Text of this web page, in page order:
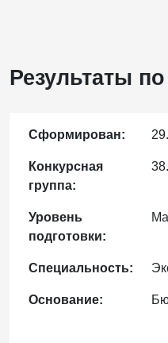
Результаты
Сформирован:
Конкурсная
группа:
Уровень
подготовки:
Специальность:
Основание: